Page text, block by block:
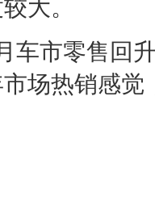
大。
市零售回升
场热销感